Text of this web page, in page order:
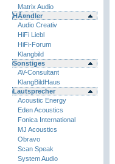
Matrix Audio
HÃ¤ndler
Audio Creativ
HiFi Liebl
HiFi-Forum
Klangbild
Sonstiges
AV-Consultant
KlangBildHaus
Lautsprecher
Acoustic Energy
Eden Acoustics
Fonica International
MJ Acoustics
Obravo
Scan Speak
System Audio